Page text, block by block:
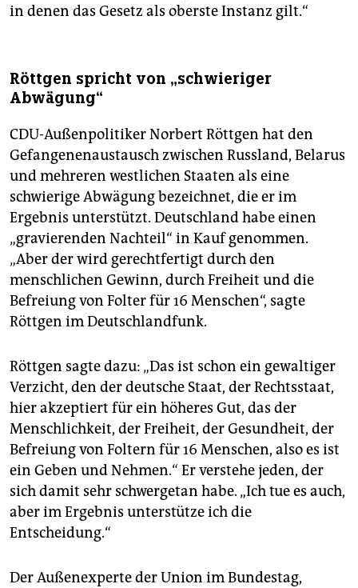
in denen das Gesetz als oberste Instanz gilt.“
Röttgen spricht von „schwieriger
Abwägung“
CDU-Außenpolitiker Norbert Röttgen hat den
Gefangenenaustausch zwischen Russland, Belarus
und mehreren westlichen Staaten als eine
schwierige Abwägung bezeichnet, die er im
Ergebnis unterstützt. Deutschland habe einen
„gravierenden Nachteil“ in Kauf genommen.
„Aber der wird gerechtfertigt durch den
menschlichen Gewinn, durch Freiheit und die
Befreiung von Folter für 16 Menschen“, sagte
Röttgen im Deutschlandfunk.
Röttgen sagte dazu: „Das ist schon ein gewaltiger
Verzicht, den der deutsche Staat, der Rechtsstaat,
hier akzeptiert für ein höheres Gut, das der
Menschlichkeit, der Freiheit, der Gesundheit, der
Befreiung von Foltern für 16 Menschen, also es ist
ein Geben und Nehmen.“ Er verstehe jeden, der
sich damit sehr schwergetan habe. „Ich tue es auch,
aber im Ergebnis unterstütze ich die
Entscheidung.“
Der Außenexperte der Union im Bundestag,